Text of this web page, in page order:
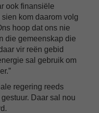
ook finansiële
kom daarom volg
hoop dat ons nie
die gemeenskap die
vir reën gebid
sal gebruik om
regering reeds
Daar sal nou